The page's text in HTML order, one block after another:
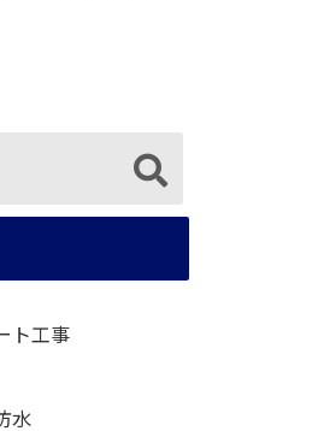
ト工事
水